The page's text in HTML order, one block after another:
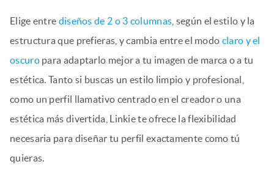
Elige entre diseños de 2 o 3 columnas , según el estilo y la
estructura que prefieras, y cambia entre el modo claro y el
oscuropara adaptarlo mejor a tu imagen de marca o a tu
estética. Tanto si buscas un estilo limpio y profesional,
como un perfil llamativo centrado en el creador o una
estética más divertida, Linkie te ofrece la flexibilidad
necesaria para diseñar tu perfil exactamente como tú
quieras.